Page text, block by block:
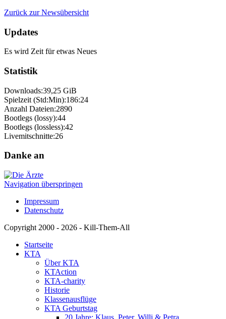
Zurück zur Newsübersicht
Updates
Es wird Zeit für etwas Neues
Statistik
Downloads:39,25 GiB
Spielzeit (Std:Min):186:24
Anzahl Dateien:2890
Bootlegs (lossy):44
Bootlegs (lossless):42
Livemitschnitte:26
Danke an
Navigation überspringen
Impressum
Datenschutz
Copyright 2000 - 2026 - Kill-Them-All
Startseite
KTA
Über KTA
KTAction
KTA-charity
Historie
Klassenausflüge
KTA Geburtstag